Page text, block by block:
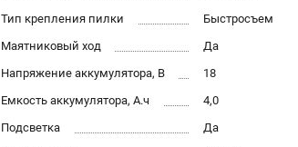
Тип крепления пилки
Быстросъем
Маятниковый ход
Да
Напряжение аккумулятора, В
18
Емкость аккумулятора, А.ч
4,0
Подсветка
Да